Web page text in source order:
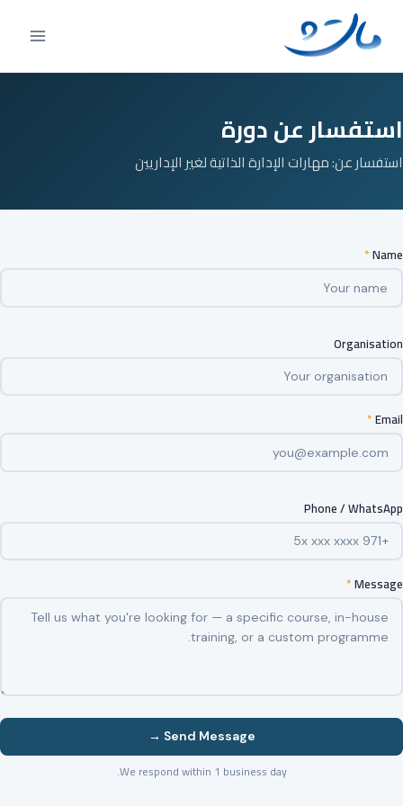
content
استفسار عن دورة
استفسار عن: مهارات الإدارة الذاتية لغير الإداريين
Name
*
Organisation
Email
*
Phone / WhatsApp
Message
*
Send Message →
We respond within 1 business day.